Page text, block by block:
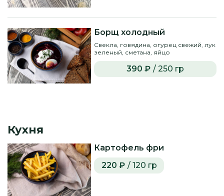
Борщ холодный
Свекла, говядина, огурец свежий, лук
зеленый, сметана, яйцо
390 ₽ / 250 гр
Кухня
Картофель фри
220 ₽ / 120 гр